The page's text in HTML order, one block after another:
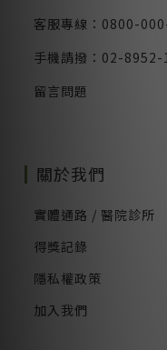
客服專線：0800-
手機請撥：02-8952-
留言問題
關於我們
實體通路 / 醫院診所
得獎記錄
隱私權政策
加入我們